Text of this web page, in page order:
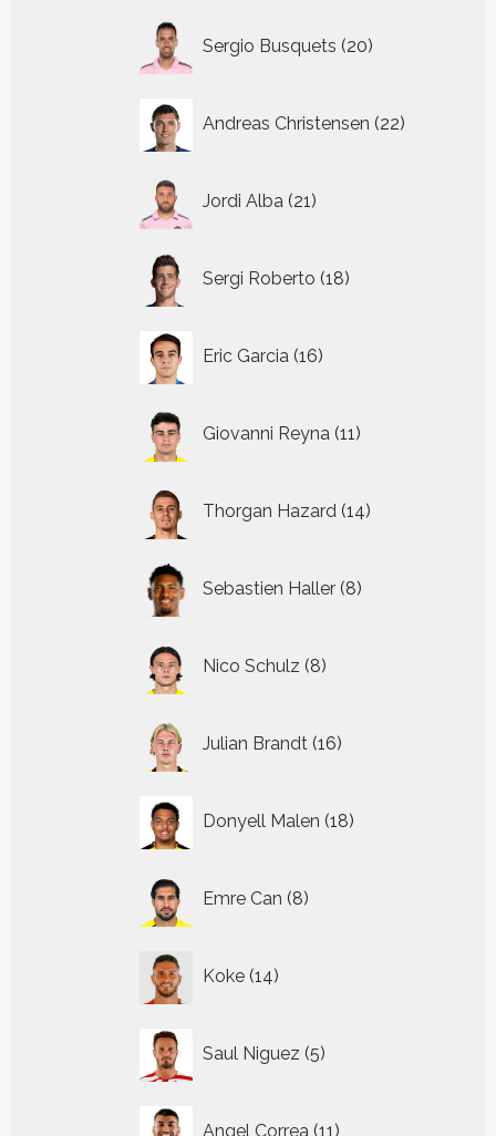
Sergio Busquets 20
producten
Andreas Christensen 22
producten
Jordi Alba 21
producten
Sergi Roberto 18
producten
Eric Garcia 16
producten
Giovanni Reyna 11
producten
Thorgan Hazard 14
producten
Sebastien Haller 8
producten
Nico Schulz 8
producten
Julian Brandt 16
producten
Donyell Malen 18
producten
Emre Can 8
producten
Koke 14
producten
Saul Niguez 5
producten
Angel Correa 11